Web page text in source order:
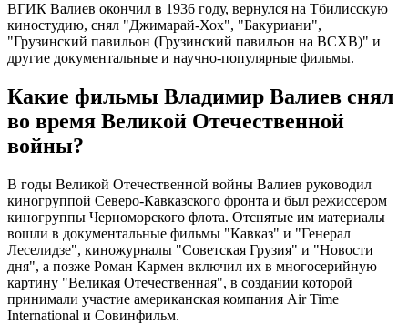
ВГИК Валиев окончил в 1936 году, вернулся на Тбилисскую
киностудию, снял "Джимарай-Хох", "Бакуриани",
"Грузинский павильон (Грузинский павильон на ВСХВ)" и
другие документальные и научно-популярные фильмы.
Какие фильмы Владимир Валиев снял
во время Великой Отечественной
войны?
В годы Великой Отечественной войны Валиев руководил
киногруппой Северо-Кавказского фронта и был режиссером
киногруппы Черноморского флота. Отснятые им материалы
вошли в документальные фильмы "Кавказ" и "Генерал
Леселидзе", киножурналы "Советская Грузия" и "Новости
дня", а позже Роман Кармен включил их в многосерийную
картину "Великая Отечественная", в создании которой
принимали участие американская компания Air Time
International и Совинфильм.